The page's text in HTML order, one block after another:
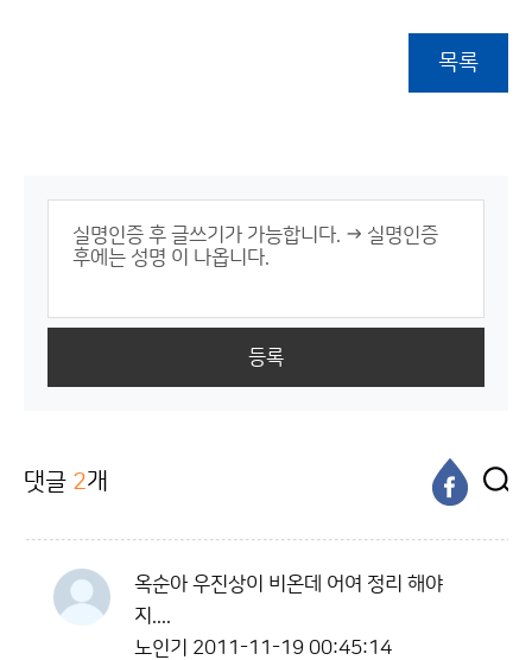
목록
등록
댓글 2개
옥순아 우진상이 비온데 어여 정리 해야
지....
노인기 2011-11-19 00:45:14